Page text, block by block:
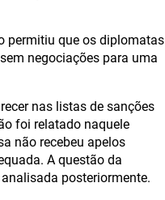
permitiu que os diplomatas
negociações para uma
nas listas de sanções
foi relatado naquele
não recebeu apelos
A questão da
posteriormente.